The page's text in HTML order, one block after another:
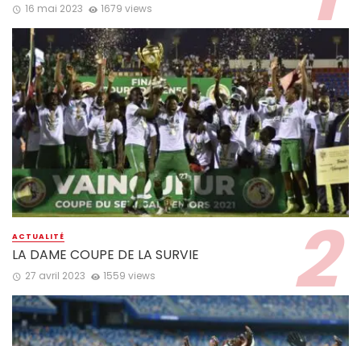
16 mai 2023 1679 views
ACTUALITÉ
LA DAME COUPE DE LA SURVIE
27 avril 2023 1559 views